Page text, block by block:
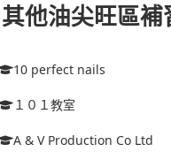
其他油尖旺區
10 perfect nails
１０１教室
A & V Production Co Ltd